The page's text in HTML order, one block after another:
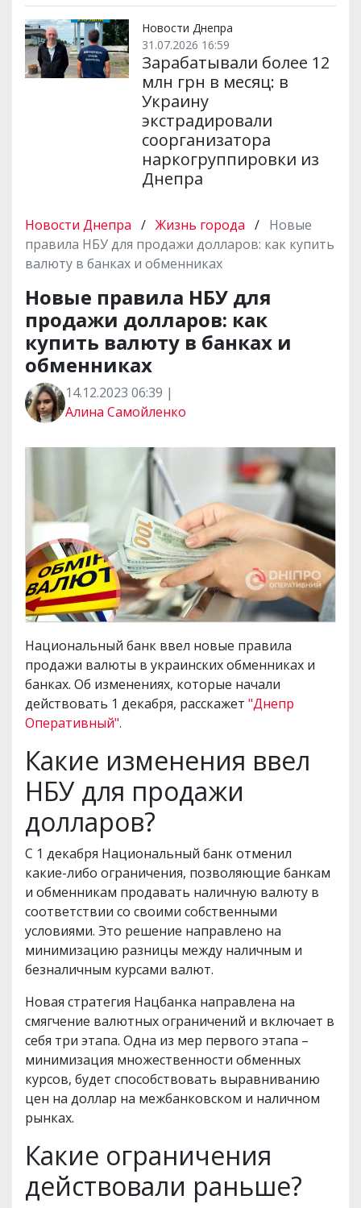
Новости Днепра
31.07.2026 16:59
Зарабатывали более 12
млн грн в месяц: в
Украину
экстрадировали
соорганизатора
наркогруппировки из
Днепра
Новости Днепра / Жизнь города / Новые
правила НБУ для продажи долларов: как купить
валюту в банках и обменниках
Новые правила НБУ для
продажи долларов: как
купить валюту в банках и
обменниках
14.12.2023 06:39 |
Алина Самойленко
Национальный банк ввел новые правила
продажи валюты в украинских обменниках и
банках. Об изменениях, которые начали
действовать 1 декабря, расскажет "Днепр
Оперативный".
Какие изменения ввел
НБУ для продажи
долларов?
С 1 декабря Национальный банк отменил
какие-либо ограничения, позволяющие банкам
и обменникам продавать наличную валюту в
соответствии со своими собственными
условиями. Это решение направлено на
минимизацию разницы между наличным и
безналичным курсами валют.
Новая стратегия Нацбанка направлена на
смягчение валютных ограничений и включает в
себя три этапа. Одна из мер первого этапа –
минимизация множественности обменных
курсов, будет способствовать выравниванию
цен на доллар на межбанковском и наличном
рынках.
Какие ограничения
действовали раньше?